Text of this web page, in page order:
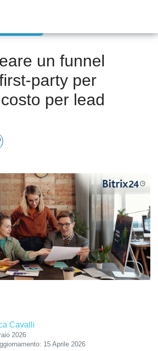
un funnel
party per
per lead
Cavalli
2026
15 Aprile 2026